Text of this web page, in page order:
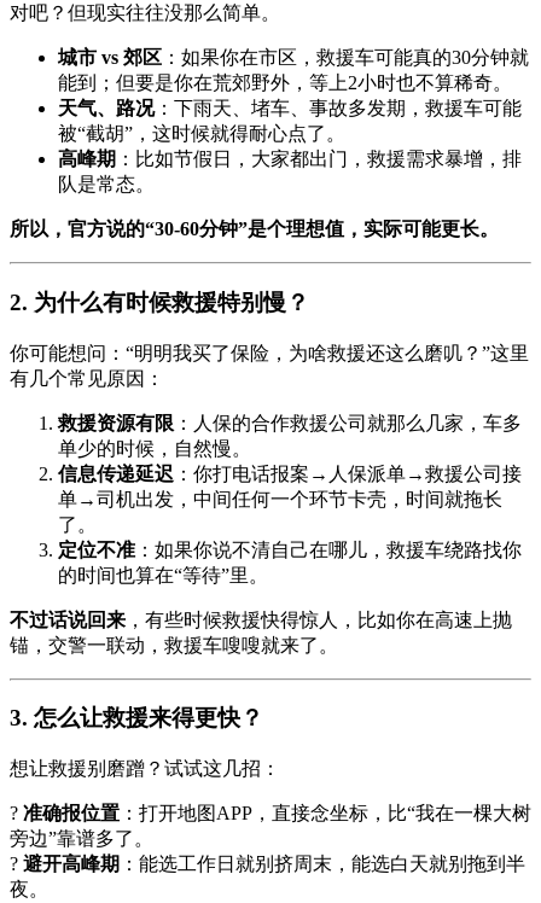
对吧？但现实往往没那么简单。
城市 vs 郊区 ：如果你在市区，救援车可能真的30分钟就
能到；但要是你在荒郊野外，等上2小时也不算稀奇。
天气、路况：下雨天、堵车、事故多发期，救援车可能
被“截胡”，这时候就得耐心点了。
高峰期 ：比如节假日，大家都出门，救援需求暴增，排
队是常态。
所以，官方说的“30-60分钟”是个理想值，实际可能更长。
2. 为什么有时候救援特别慢？
你可能想问：“明明我买了保险，为啥救援还这么磨叽？”这里
有几个常见原因：
救援资源有限 ：人保的合作救援公司就那么几家，车多
单少的时候，自然慢。
信息传递延迟 ：你打电话报案→人保派单→救援公司接
单→司机出发，中间任何一个环节卡壳，时间就拖长
了。
定位不准 ：如果你说不清自己在哪儿，救援车绕路找你
的时间也算在“等待”里。
不过话说回来 ，有些时候救援快得惊人，比如你在高速上抛
锚，交警一联动，救援车嗖嗖就来了。
3. 怎么让救援来得更快？
想让救援别磨蹭？试试这几招：
? 准确报位置 ：打开地图APP，直接念坐标，比“我在一棵大树
旁边”靠谱多了。
? 避开高峰期 ：能选工作日就别挤周末，能选白天就别拖到半
夜。